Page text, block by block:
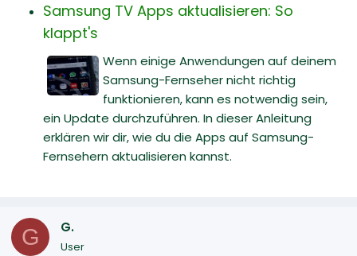
Samsung TV Apps aktualisieren: So
klappt's
Wenn einige Anwendungen auf deinem
Samsung-Fernseher nicht richtig
funktionieren, kann es notwendig sein,
ein Update durchzuführen. In dieser Anleitung
erklären wir dir, wie du die Apps auf Samsung-
Fernsehern aktualisieren kannst.
G G.
User